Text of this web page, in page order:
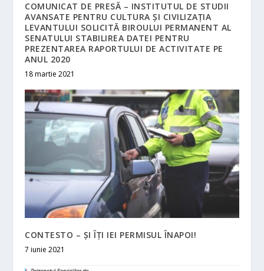
COMUNICAT DE PRESĂ – INSTITUTUL DE STUDII
AVANSATE PENTRU CULTURA ȘI CIVILIZAȚIA
LEVANTULUI SOLICITĂ BIROULUI PERMANENT AL
SENATULUI STABILIREA DATEI PENTRU
PREZENTAREA RAPORTULUI DE ACTIVITATE PE
ANUL 2020
18 martie 2021
CONTESTO – ȘI ÎȚI IEI PERMISUL ÎNAPOI!
7 iunie 2021